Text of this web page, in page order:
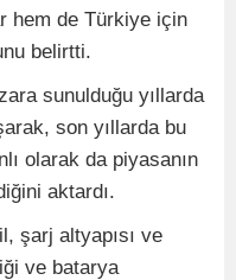
hem de Türkiye için
belirtti.
sunulduğu yıllarda
son yıllarda bu
olarak da piyasanın
aktardı.
şarj altyapısı ve
ve batarya